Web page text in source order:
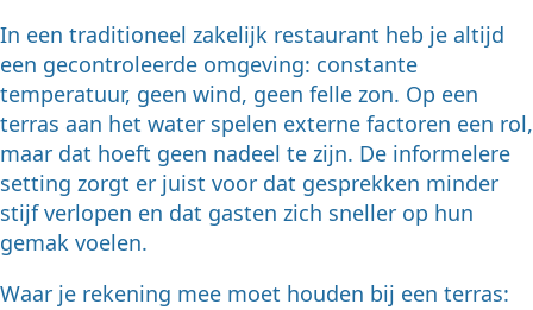
In een traditioneel zakelijk restaurant heb je altijd
een gecontroleerde omgeving: constante
temperatuur, geen wind, geen felle zon. Op een
terras aan het water spelen externe factoren een rol,
maar dat hoeft geen nadeel te zijn. De informelere
setting zorgt er juist voor dat gesprekken minder
stijf verlopen en dat gasten zich sneller op hun
gemak voelen.
Waar je rekening mee moet houden bij een terras: